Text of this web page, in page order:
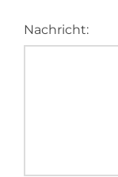
Nachricht: